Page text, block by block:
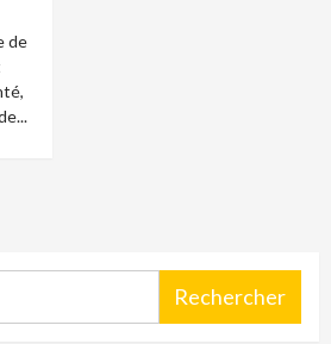
de
Rechercher